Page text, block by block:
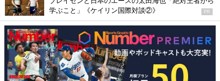
学ぶこと」《ケイリン国際対談②》
PR